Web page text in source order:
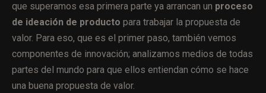
que superamos esa primera parte ya arrancan un proceso
de ideación de producto para trabajar la propuesta de
valor. Para eso, que es el primer paso, también vemos
componentes de innovación; analizamos medios de todas
partes del mundo para que ellos entiendan cómo se hace
una buena propuesta de valor.